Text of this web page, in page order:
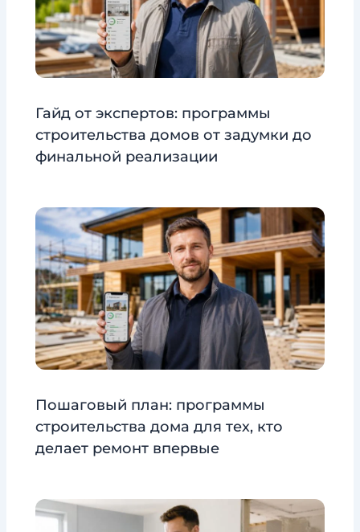
Гайд от экспертов: программы
строительства домов от задумки до
финальной реализации
Пошаговый план: программы
строительства дома для тех, кто
делает ремонт впервые